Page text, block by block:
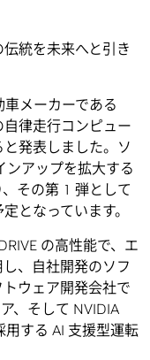
統を未来へと引き
メーカーである
律走行コンピュー
発表しました。ソ
ンアップを拡大する
その第 1 弾として
となっています。
の高性能で、エ
、自社開発のソフ
ウェア開発会社で
、そして NVIDIA
用する AI 支援型運転